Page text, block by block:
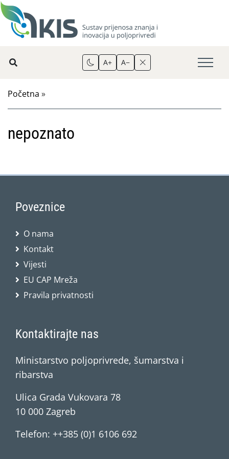
A+ A−
Početna »
nepoznato
Poveznice
O nama
Kontakt
Vijesti
EU CAP Mreža
Pravila privatnosti
Kontaktirajte nas
Ministarstvo poljoprivrede, šumarstva i
ribarstva
Ulica Grada Vukovara 78
10 000 Zagreb
Telefon: ++385 (0)1 6106 692